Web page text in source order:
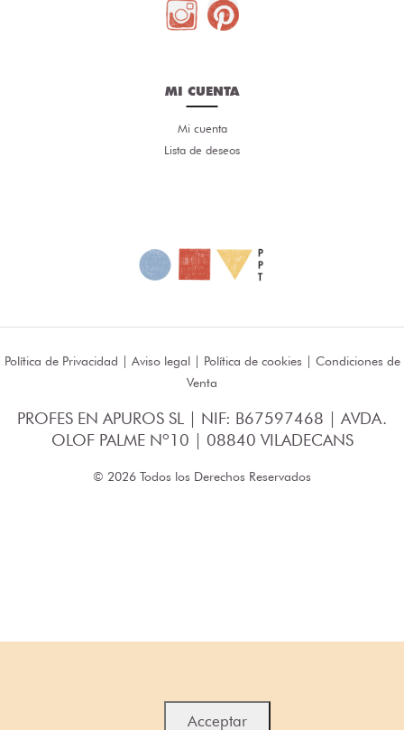
MI CUENTA
Mi cuenta
Lista de deseos
Política de Privacidad | Aviso legal| Política de cookies | Condiciones de
Venta
PROFES EN APUROS SL | NIF: B67597468 | AVDA.
OLOF PALME Nº10 | 08840 VILADECANS
© 2026 Todos los Derechos Reservados
Acceptar